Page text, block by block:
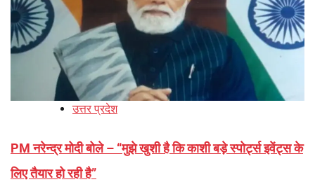
उत्तर प्रदेश
PM नरेन्‍द्र मोदी बोले – “मुझे खुशी है कि काशी बड़े स्पोर्ट्स इवेंट्स के
लिए तैयार हो रही है”